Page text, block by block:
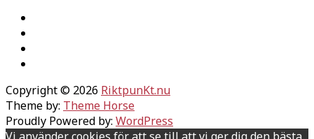
Copyright © 2026 RiktpunKt.nu
Theme by: Theme Horse
Proudly Powered by: WordPress